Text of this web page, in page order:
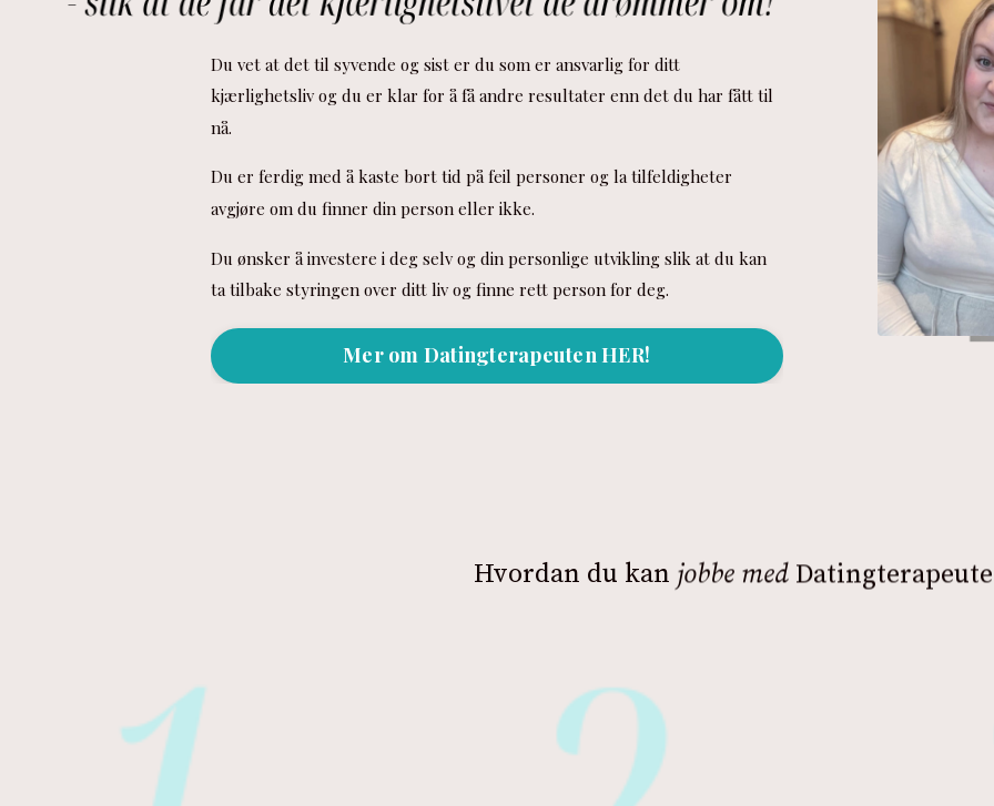
Du vet at det til syvende og sist er du som er ansvarlig for ditt
kjærlighetsliv og du er klar for å få andre resultater enn det du har fått til
nå.
Du er ferdig med å kaste bort tid på feil personer og la tilfeldigheter
avgjøre om du finner din person eller ikke.
Du ønsker å investere i deg selv og din personlige utvikling slik at du kan
ta tilbake styringen over ditt liv og finne rett person for deg.
Mer om Datingterapeuten HER!
Hvordan du kan jobbe med